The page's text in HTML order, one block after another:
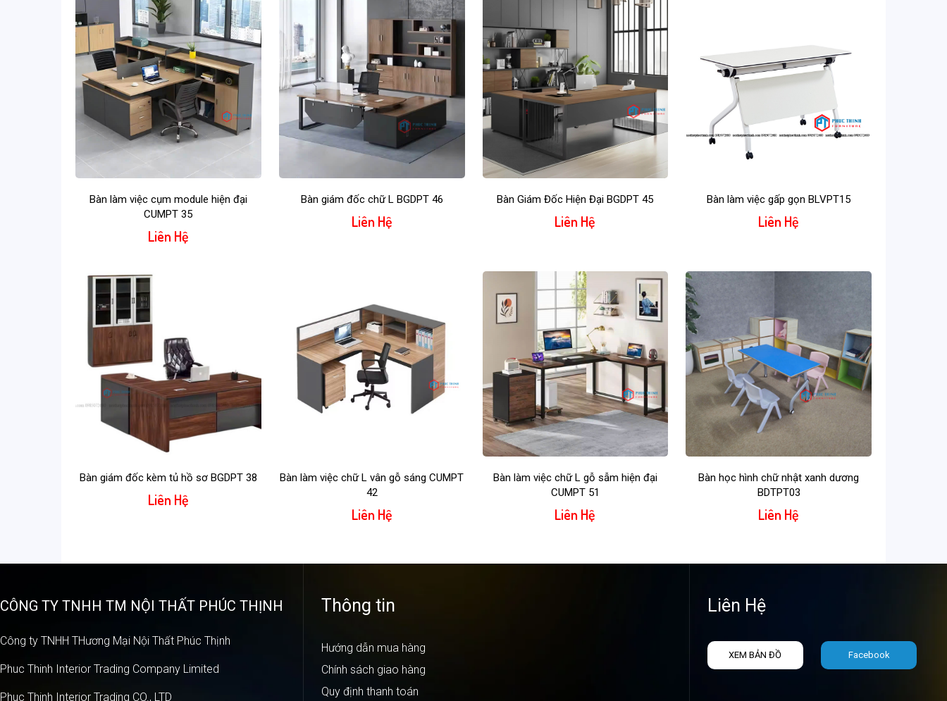
Bàn làm việc cụm module hiện đại
CUMPT 35
Liên Hệ
Bàn giám đốc chữ L BGDPT 46
Liên Hệ
Bàn Giám Đốc Hiện Đại BGDPT 45
Liên Hệ
Bàn làm việc gấp gọn BLVPT15
Liên Hệ
Bàn giám đốc kèm tủ hồ sơ BGDPT 38
Liên Hệ
Bàn làm việc chữ L vân gỗ sáng CUMPT
42
Liên Hệ
Bàn làm việc chữ L gỗ sẫm hiện đại
CUMPT 51
Liên Hệ
Bàn học hình chữ nhật xanh dương
BDTPT03
Liên Hệ
CÔNG TY TNHH TM NỘI THẤT PHÚC THỊNH
Công ty TNHH THương Mại Nội Thất Phúc Thịnh
Phuc Thinh Interior Trading Company Limited
Phuc Thinh Interior Trading CO., LTD
Thông tin
Hướng dẫn mua hàng
Chính sách giao hàng
Quy định thanh toán
Liên Hệ
XEM BẢN ĐỒ Facebook